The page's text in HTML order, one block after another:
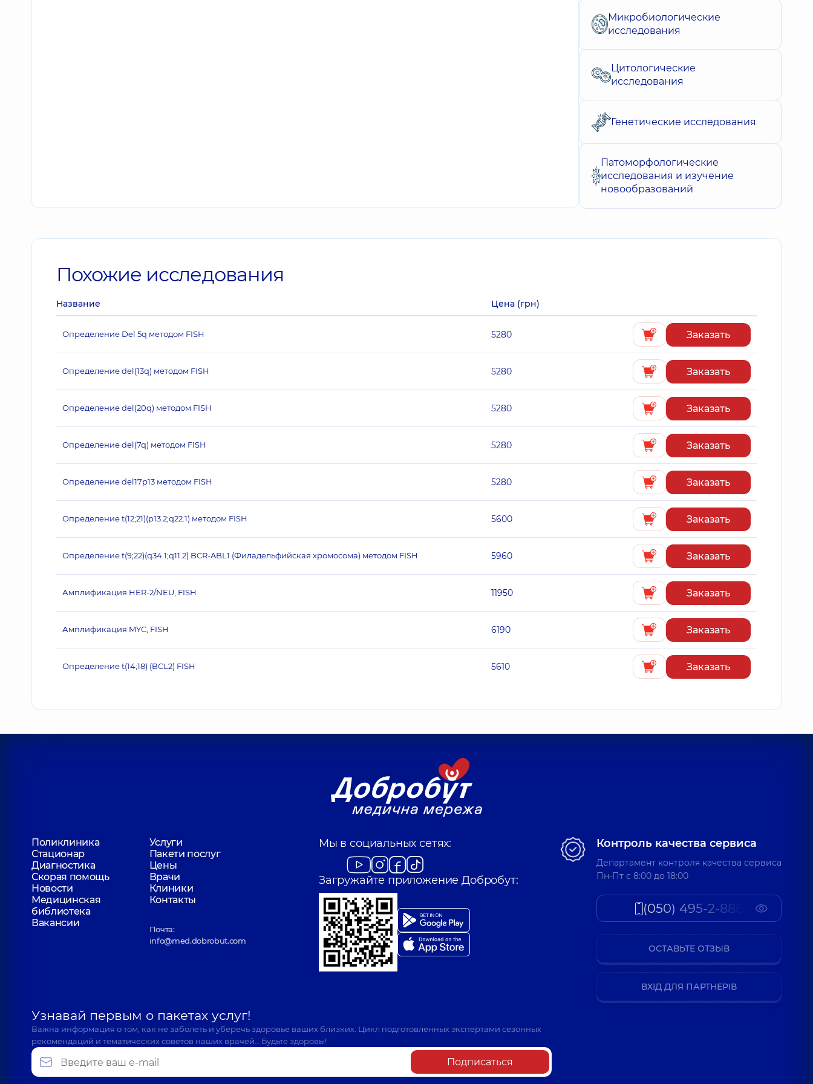
Микробиологические
исследования
Цитологические
исследования
Генетические исследования
Патоморфологические
исследования и изучение
новообразований
Похожие исследования
Название Цена (грн)
Определение Del 5q методом FISH 5280 Заказать
Определение del(13q) методом FISH 5280 Заказать
Определение del(20q) методом FISH 5280 Заказать
Определение del(7q) методом FISH 5280 Заказать
Определение del17p13 методом FISH 5280 Заказать
Определение t(12;21)(p13.2;q22.1) методом FISH 5600 Заказать
Определение t(9;22)(q34.1;q11.2) BCR-ABL1 (Филадельфийская хромосома) методом FISH 5960 Заказать
Амплификация HER‐2/NEU, FISH 11950 Заказать
Амплификация MYC, FISH 6190 Заказать
Определение t(14;18) (BCL2) FISH 5610 Заказать
Поликлиника
Услуги
Стационар
Пакети послуг
Диагностика
Цены
Скорая помощь
Врачи
Новости
Клиники
Медицинская
библиотека
Контакты
Вакансии
Почта:
info@med.dobrobut.com
Мы в социальных сетях:
Загружайте приложение Добробут:
Узнавай первым о пакетах услуг!
Важна информация о том, как не заболеть и уберечь здоровье ваших близких. Цикл подготовленных экспертами сезонных
рекомендаций и тематических советов наших врачей… Будьте здоровы!
Подписаться
Контроль качества сервиса
Департамент контроля качества сервиса
Пн-Пт c 8:00 до 18:00
(050) 495-2-888
ОСТАВЬТЕ ОТЗЫВ
ВХІД ДЛЯ ПАРТНЕРІВ